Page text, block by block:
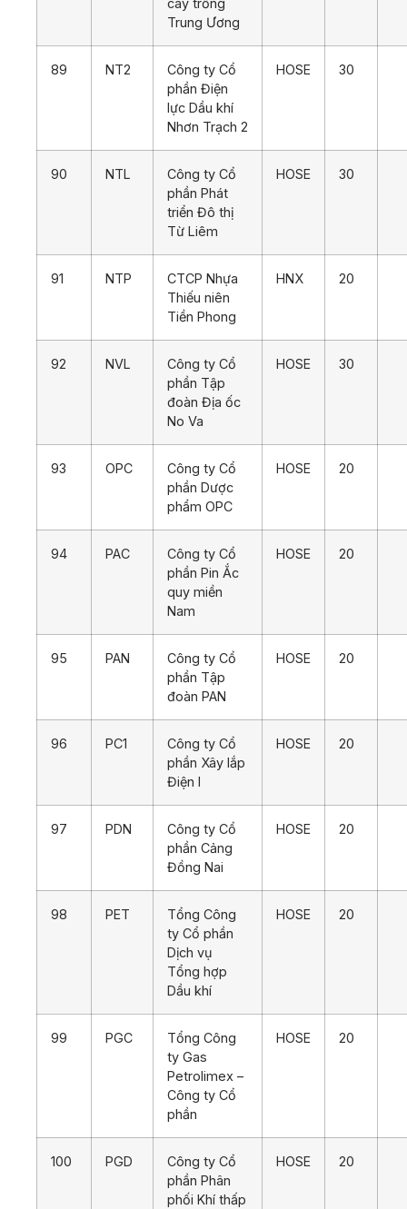
Trung Ương
89 NT2
Công ty Cổ
phần Điện
lực Dầu khí
Nhơn Trạch 2
HOSE 30
90 NTL
Công ty Cổ
phần Phát
triển Đô thị
Từ Liêm
HOSE 30
91 NTP
CTCP Nhựa
Thiếu niên
Tiền Phong
HNX 20
92 NVL
Công ty Cổ
phần Tập
đoàn Địa ốc
No Va
HOSE 30
93 OPC
Công ty Cổ
phần Dược
phẩm OPC
HOSE 20
94 PAC
Công ty Cổ
phần Pin Ắc
quy miền
Nam
HOSE 20
95 PAN
Công ty Cổ
phần Tập
đoàn PAN
HOSE 20
96 PC1
Công ty Cổ
phần Xây lắp
Điện I
HOSE 20
97 PDN
Công ty Cổ
phần Cảng
Đồng Nai
HOSE 20
98 PET
Tổng Công
ty Cổ phần
Dịch vụ
Tổng hợp
Dầu khí
HOSE 20
99 PGC
Tổng Công
ty Gas
Petrolimex –
Công ty Cổ
phần
HOSE 20
100 PGD
Công ty Cổ
phần Phân
phối Khí thấp
HOSE 20